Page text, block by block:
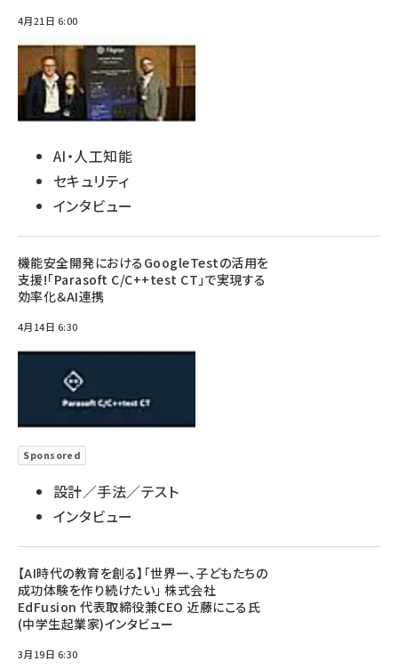
4月21日 6:00
AI・人工知能
セキュリティ
インタビュー
機能安全開発におけるGoogleTestの活用を
支援!「Parasoft C/C++test CT」で実現する
効率化＆AI連携
4月14日 6:30
Sponsored
設計／手法／テスト
インタビュー
【AI時代の教育を創る】「世界一、子どもたちの
成功体験を作り続けたい」 株式会社
EdFusion 代表取締役兼CEO 近藤にこる氏
(中学生起業家)インタビュー
3月19日 6:30